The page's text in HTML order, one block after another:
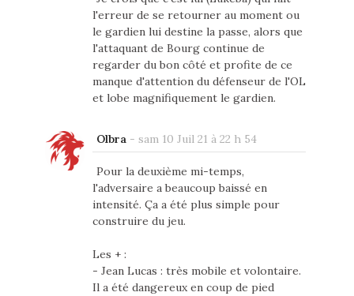
l'erreur de se retourner au moment ou
le gardien lui destine la passe, alors que
l'attaquant de Bourg continue de
regarder du bon côté et profite de ce
manque d'attention du défenseur de l'OL
et lobe magnifiquement le gardien.
Olbra- sam 10 Juil 21 à 22 h 54
Pour la deuxième mi-temps,
l'adversaire a beaucoup baissé en
intensité. Ça a été plus simple pour
construire du jeu.
Les + :
- Jean Lucas : très mobile et volontaire.
Il a été dangereux en coup de pied